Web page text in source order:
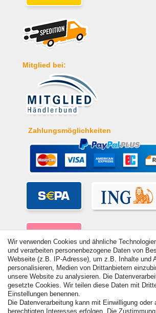
Mitglied bei:
Zahlungsmöglichkeiten
© Copyright 2026 | Alle Rechte vorbehalten. - Alle Rechte
Preisangaben inkl. gesetzl. 19% MwSt. | Grundpreise siehe
Wir verwenden Cookies und ähnliche
und verarbeiten personenbezogene Daten von
Webseite (z.B. IP-Adresse), um z.B. Inhalte und
personalisieren, Medien von Drittanbietern
unsere Website zu analysieren. Die
gesetzte Cookies. Wir teilen diese Daten mit
Einstellungen benennen.
Die Datenverarbeitung kann mit Einwilligung oder
berechtigten Interesses erfolgen. Die